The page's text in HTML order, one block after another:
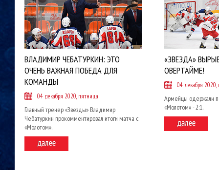
ВЛАДИМИР ЧЕБАТУРКИН: ЭТО
ОЧЕНЬ ВАЖНАЯ ПОБЕДА ДЛЯ
КОМАНДЫ
04 декабря 2020, пятница
Главный тренер «Звезды» Владимир
Чебатуркин прокомментировал итоги матча с
«Молотом».
«ЗВЕЗДА»
ОВЕРТАЙМЕ!
04 декабря 2020,
Армейцы одержали
«Молотом» - 2:1.